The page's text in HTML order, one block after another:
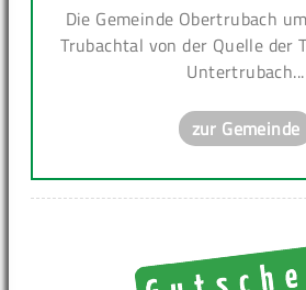
Die Gemeinde Obertrubach
Trubachtal von der Quelle der
Untertrubach...
zur Gemeinde